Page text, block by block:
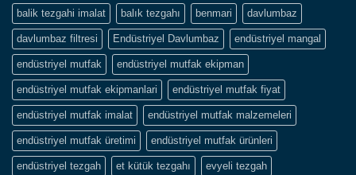
balik tezgahi imalat balık tezgahı benmari davlumbaz
davlumbaz filtresi Endüstriyel Davlumbaz endüstriyel mangal
endüstriyel mutfak endüstriyel mutfak ekipman
endüstriyel mutfak ekipmanlari endüstriyel mutfak fiyat
endüstriyel mutfak imalat endüstriyel mutfak malzemeleri
endüstriyel mutfak üretimi endüstriyel mutfak ürünleri
endüstriyel tezgah et kütük tezgahı evyeli tezgah